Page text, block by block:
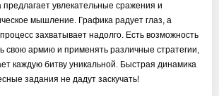
предлагает увлекательные сражения и
мышление. Графика радует глаз, а
захватывает надолго. Есть возможность
свою армию и применять различные стратегии,
каждую битву уникальной. Быстрая динамика
задания не дадут заскучать!